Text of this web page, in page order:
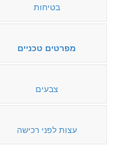
בטיחות
מפרטים טכניים
צבעים
עצות לפני רכישה